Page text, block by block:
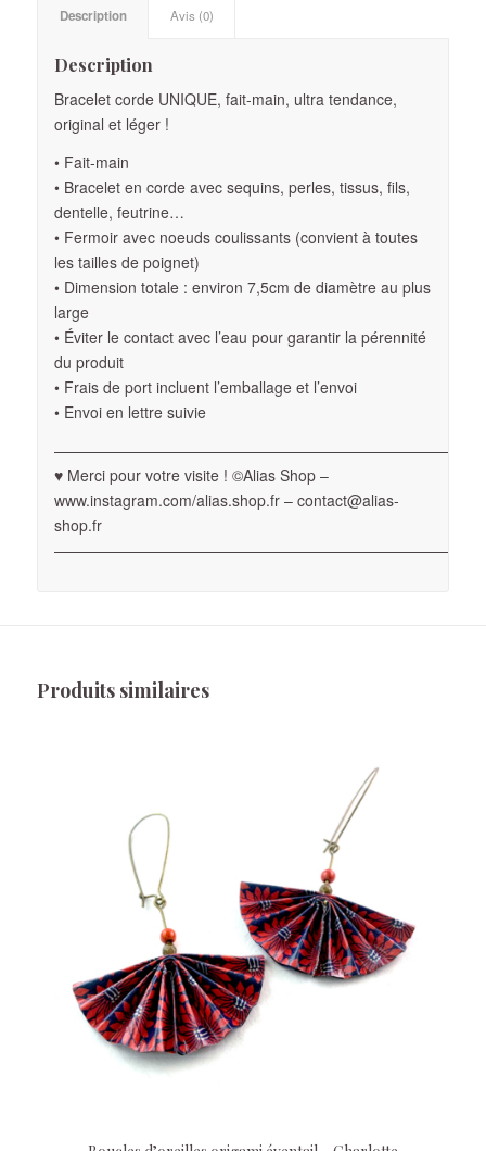
Description Avis (0)
Description
Bracelet corde UNIQUE, fait-main, ultra tendance,
original et léger !
• Fait-main
• Bracelet en corde avec sequins, perles, tissus, fils,
dentelle, feutrine…
• Fermoir avec noeuds coulissants (convient à toutes
les tailles de poignet)
• Dimension totale : environ 7,5cm de diamètre au plus
large
• Éviter le contact avec l’eau pour garantir la pérennité
du produit
• Frais de port incluent l’emballage et l’envoi
• Envoi en lettre suivie
♥ Merci pour votre visite ! ©Alias Shop –
www.instagram.com/alias.shop.fr – contact@alias-
shop.fr
Produits similaires